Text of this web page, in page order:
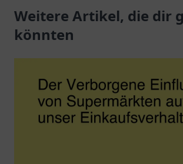
Einheimische mit
erstklassigem Service
Weitere Artikel, die dir
könnten